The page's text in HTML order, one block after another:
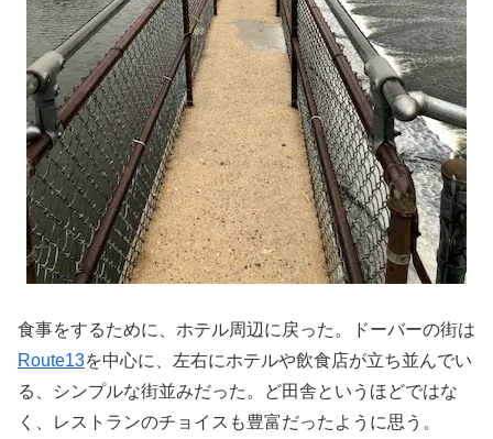
食事をするために、ホテル周辺に戻った。ドーバーの街は
Route13を中心に、左右にホテルや飲食店が立ち並んでい
る、シンプルな街並みだった。ど田舎というほどではな
く、レストランのチョイスも豊富だったように思う。